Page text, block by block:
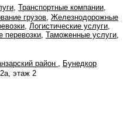
, Транспортные компании,
грузов, Железнодорожные
, Логистические услуги,
перевозки, Таможенные услуги,
район , Бунедкор
этаж 2